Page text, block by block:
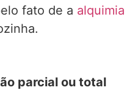
fato de a alquimia
parcial ou total